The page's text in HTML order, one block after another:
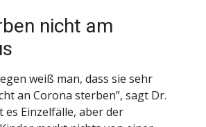
nicht am
weiß man, dass sie sehr
an Corona sterben”, sagt Dr.
es Einzelfälle, aber der